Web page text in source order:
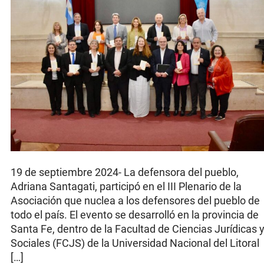
19 de septiembre 2024- La defensora del pueblo,
Adriana Santagati, participó en el III Plenario de la
Asociación que nuclea a los defensores del pueblo de
todo el país. El evento se desarrolló en la provincia de
Santa Fe, dentro de la Facultad de Ciencias Jurídicas y
Sociales (FCJS) de la Universidad Nacional del Litoral
[…]